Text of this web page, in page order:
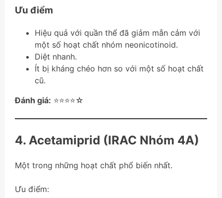
Ưu điểm
Hiệu quả với quần thể đã giảm mẫn cảm với
một số hoạt chất nhóm neonicotinoid.
Diệt nhanh.
Ít bị kháng chéo hơn so với một số hoạt chất
cũ.
Đánh giá: ⭐⭐⭐⭐☆
4. Acetamiprid (IRAC Nhóm 4A)
Một trong những hoạt chất phổ biến nhất.
Ưu điểm: